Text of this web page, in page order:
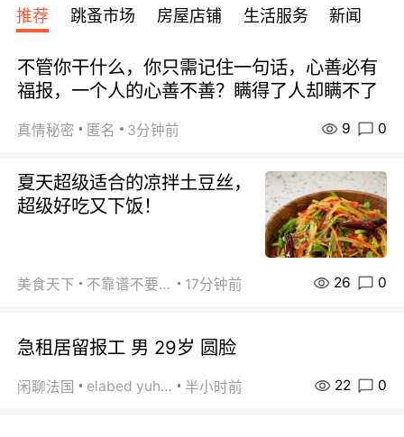
宾馆 108欧/天起
全程756欧/位
欧/天起 ~包拼房
每周铁发！
推荐 跳蚤市场 房屋店铺 生活服务 新闻
不管你干什么，你只需记住一句话，心善必有
福报，一个人的心善不善？瞒得了人却瞒不了
真情秘密 匿名 3分钟前 9 0
夏天超级适合的凉拌土豆丝，
超级好吃又下饭！
美食天下 不靠谱不要联系 17分钟前 26 0
急租居留报工 男 29岁 圆脸
闲聊法国 elabed yuhua 半小时前 22 0